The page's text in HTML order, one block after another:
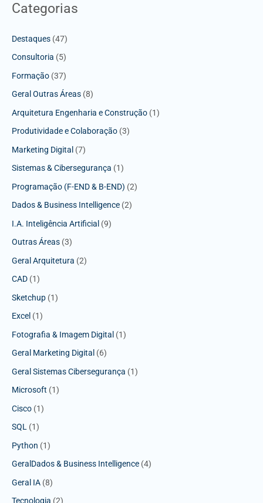
Categorias
Destaques (47)
Consultoria (5)
Formação (37)
Geral Outras Áreas (8)
Arquitetura Engenharia e Construção (1)
Produtividade e Colaboração (3)
Marketing Digital (7)
Sistemas & Cibersegurança (1)
Programação (F-END & B-END) (2)
Dados & Business Intelligence (2)
I.A. Inteligência Artificial (9)
Outras Áreas (3)
Geral Arquitetura (2)
CAD (1)
Sketchup (1)
Excel (1)
Fotografia & Imagem Digital (1)
Geral Marketing Digital (6)
Geral Sistemas Cibersegurança (1)
Microsoft (1)
Cisco (1)
SQL (1)
Python (1)
GeralDados & Business Intelligence (4)
Geral IA (8)
Tecnologia (2)